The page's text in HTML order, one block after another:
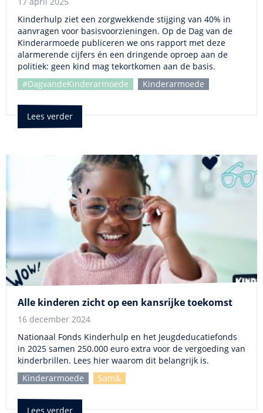
Kinderhulp ziet een zorgwekkende stijging van 40% in
aanvragen voor basisvoorzieningen. Op de Dag van de
Kinderarmoede publiceren we ons rapport met deze
alarmerende cijfers én een dringende oproep aan de
politiek: geen kind mag tekortkomen aan de basis.
#DagvandeKinderarmoede
Kinderarmoede
Lees verder
Alle kinderen zicht op een kansrijke toekomst
16 december 2024
Nationaal Fonds Kinderhulp en het Jeugdeducatiefonds
in 2025 samen 250.000 euro extra voor de vergoeding van
kinderbrillen. Lees hier waarom dit belangrijk is.
Kinderarmoede
Sam&
Lees verder